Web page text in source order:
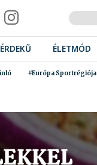
ÉLETMÓD
#Európa Sportrégiója